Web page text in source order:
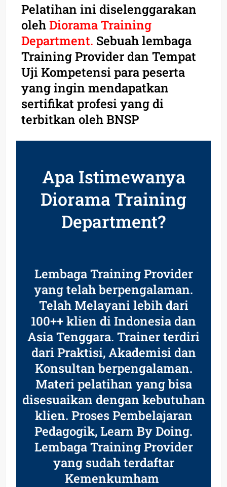
Pelatihan ini diselenggarakan
olehDiorama Training
Department. Sebuah lembaga
Training Provider dan Tempat
Uji Kompetensi para peserta
yang ingin mendapatkan
sertifikat profesi yang di
terbitkan oleh BNSP
Apa Istimewanya
Diorama Training
Department?
Lembaga Training Provider
yang telah berpengalaman.
Telah Melayani lebih dari
100++ klien di Indonesia dan
Asia Tenggara. Trainer terdiri
dari Praktisi, Akademisi dan
Konsultan berpengalaman.
Materi pelatihan yang bisa
disesuaikan dengan kebutuhan
klien. Proses Pembelajaran
Pedagogik, Learn By Doing.
Lembaga Training Provider
yang sudah terdaftar
Kemenkumham